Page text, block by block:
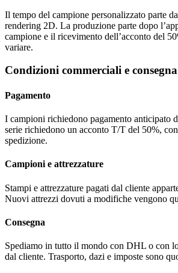
Il tempo del campione personalizzato parte
rendering 2D. La produzione parte dopo
campione e il ricevimento dell’acconto del
variare.
Condizioni commerciali e
Pagamento
I campioni richiedono pagamento anticipato
serie richiedono un acconto T/T del 50%,
spedizione.
Campioni e attrezzature
Stampi e attrezzature pagati dal cliente
Nuovi attrezzi dovuti a modifiche vengono
Consegna
Spediamo in tutto il mondo con DHL o con
dal cliente. Trasporto, dazi e imposte sono